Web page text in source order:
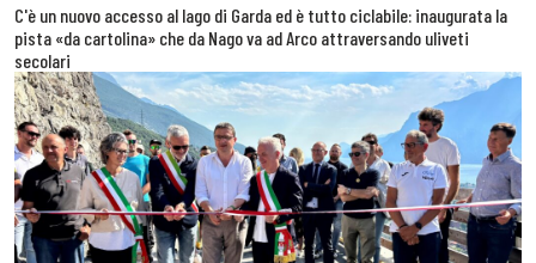
C'è un nuovo accesso al lago di Garda ed è tutto ciclabile: inaugurata la
pista «da cartolina» che da Nago va ad Arco attraversando uliveti
secolari